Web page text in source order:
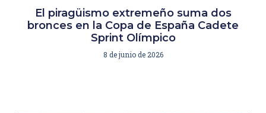
El piragüismo extremeño suma dos
bronces en la Copa de España Cadete
Sprint Olímpico
8 de junio de 2026